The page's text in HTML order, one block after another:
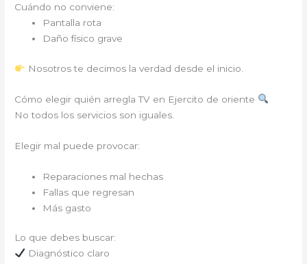
Cuándo no conviene:
Pantalla rota
Daño físico grave
Nosotros te decimos la verdad desde el inicio.
Cómo elegir quién arregla TV en Ejercito de oriente
No todos los servicios son iguales.
Elegir mal puede provocar:
Reparaciones mal hechas
Fallas que regresan
Más gasto
Lo que debes buscar:
Diagnóstico claro